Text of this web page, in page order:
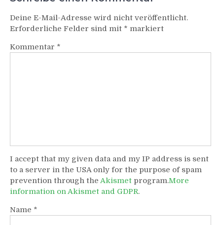
Deine E-Mail-Adresse wird nicht veröffentlicht.
Erforderliche Felder sind mit * markiert
Kommentar *
I accept that my given data and my IP address is sent
to a server in the USA only for the purpose of spam
prevention through the Akismet program.More
information on Akismet and GDPR.
Name *